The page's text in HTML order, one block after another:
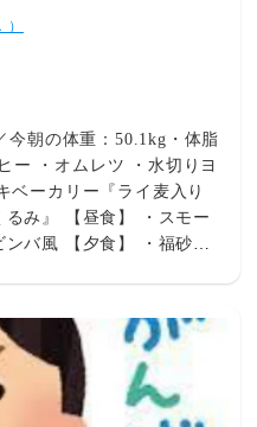
今朝の体重：50.1kg・体脂
ベーカリー『ライ麦入り
・スモー
・福砂屋
ーター』 姉妹ブロ
． ．）」「ダメOLのおい
ロシクお願いします。 ラ
ただけると嬉しいです。